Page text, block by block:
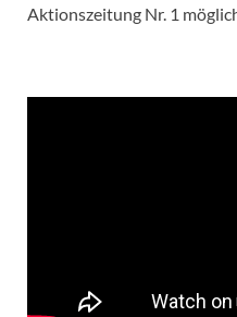
Aktionszeitung Nr. 1